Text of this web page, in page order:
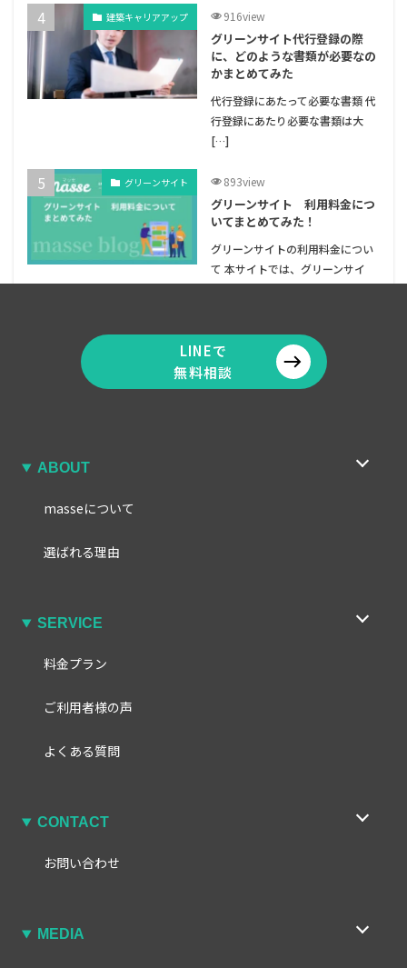
建築キャリアアップ 916view
グリーンサイト代行登録の際
に、どのような書類が必要なの
かまとめてみた
代行登録にあたって必要な書類 代
行登録にあたり必要な書類は大
[…]
グリーンサイト 893view
グリーンサイト 利用料金につ
いてまとめてみた！
グリーンサイトの利用料金につい
て 本サイトでは、グリーンサイ
[…]
LINEで
無料相談
ABOUT
masseについて
選ばれる理由
SERVICE
料金プラン
ご利用者様の声
よくある質問
CONTACT
お問い合わせ
MEDIA